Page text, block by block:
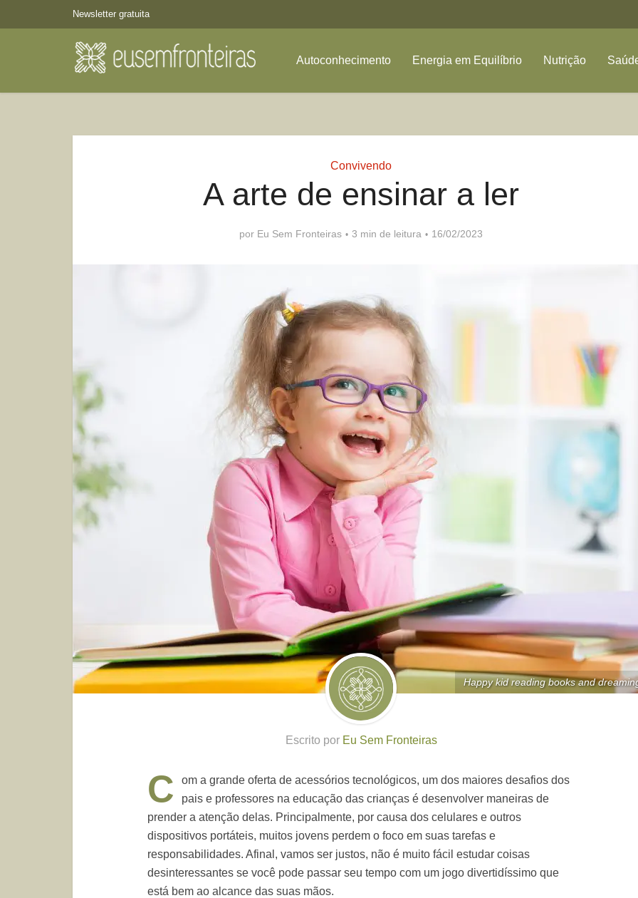
Newsletter gratuita
Autoconhecimento Energia em Equilíbrio Nutrição
Convivendo
A arte de ensinar a ler
por Eu Sem Fronteiras 3 min de leitura 16/02/2023
Happy kid reading books and
Escrito por Eu Sem Fronteiras
C
om a grande oferta de acessórios tecnológicos, um dos maiores desafios dos
pais e professores na educação das crianças é desenvolver maneiras de
prender a atenção delas. Principalmente, por causa dos celulares e outros
dispositivos portáteis, muitos jovens perdem o foco em suas tarefas e
responsabilidades. Afinal, vamos ser justos, não é muito fácil estudar coisas
desinteressantes se você pode passar seu tempo com um jogo divertidíssimo que
está bem ao alcance das suas mãos.